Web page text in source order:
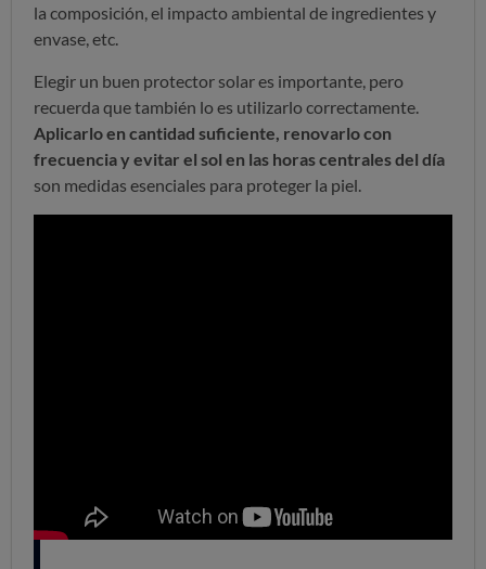
la composición, el impacto ambiental de ingredientes y
envase, etc.
Elegir un buen protector solar es importante, pero
recuerda que también lo es utilizarlo correctamente.
Aplicarlo en cantidad suficiente, renovarlo con
frecuencia y evitar el sol en las horas centrales del día
son medidas esenciales para proteger la piel.